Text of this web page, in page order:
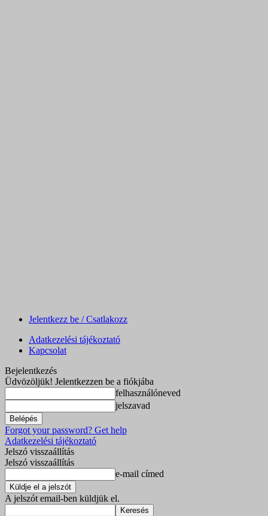
Jelentkezz be / Csatlakozz
Adatkezelési tájékoztató
Kapcsolat
Bejelentkezés
Üdvözöljük! Jelentkezzen be a fiókjába
felhasználóneved
jelszavad
Forgot your password? Get help
Adatkezelési tájékoztató
Jelszó visszaállítás
Jelszó visszaállítás
e-mail címed
A jelszót email-ben küldjük el.